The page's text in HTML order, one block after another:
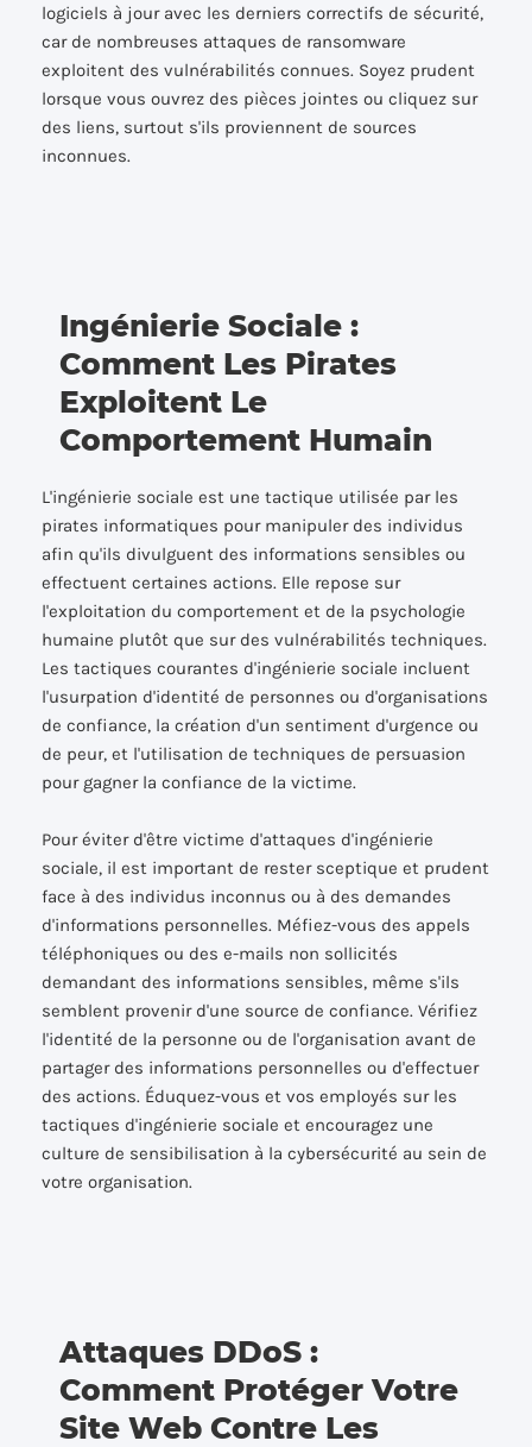
logiciels à jour avec les derniers correctifs de sécurité,
car de nombreuses attaques de ransomware
exploitent des vulnérabilités connues. Soyez prudent
lorsque vous ouvrez des pièces jointes ou cliquez sur
des liens, surtout s'ils proviennent de sources
inconnues.
Ingénierie Sociale :
Comment Les Pirates
Exploitent Le
Comportement Humain
L'ingénierie sociale est une tactique utilisée par les
pirates informatiques pour manipuler des individus
afin qu'ils divulguent des informations sensibles ou
effectuent certaines actions. Elle repose sur
l'exploitation du comportement et de la psychologie
humaine plutôt que sur des vulnérabilités techniques.
Les tactiques courantes d'ingénierie sociale incluent
l'usurpation d'identité de personnes ou d'organisations
de confiance, la création d'un sentiment d'urgence ou
de peur, et l'utilisation de techniques de persuasion
pour gagner la confiance de la victime.
Pour éviter d'être victime d'attaques d'ingénierie
sociale, il est important de rester sceptique et prudent
face à des individus inconnus ou à des demandes
d'informations personnelles. Méfiez-vous des appels
téléphoniques ou des e-mails non sollicités
demandant des informations sensibles, même s'ils
semblent provenir d'une source de confiance. Vérifiez
l'identité de la personne ou de l'organisation avant de
partager des informations personnelles ou d'effectuer
des actions. Éduquez-vous et vos employés sur les
tactiques d'ingénierie sociale et encouragez une
culture de sensibilisation à la cybersécurité au sein de
votre organisation.
Attaques DDoS :
Comment Protéger Votre
Site Web Contre Les